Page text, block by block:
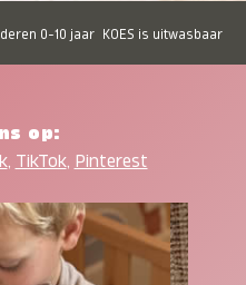
0-10 jaar KOES is uitwasbaar
op:
, TikTok, Pinterest